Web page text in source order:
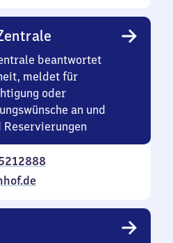
beantwortet
meldet für
oder
an und